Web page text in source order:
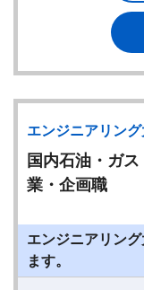
エンジニアリン
国内石油・ガ
業・企画職
エンジニアリン
ます。